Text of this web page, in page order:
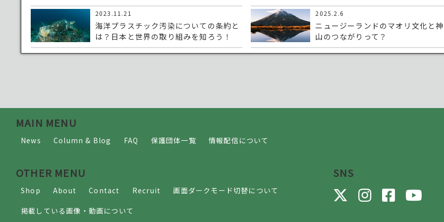
2023.11.21
海洋プラスチック汚染についての条約と
は？日本と世界の取り組みを知ろう！
2025.2.6
ニュージーランドのマオリ文化と
山のつながりって？
MAIN MENU
News Column & Blog FAQ 保護団体一覧 情報配信について
OTHER MENU
Shop About Contact Recruit 画面ダークモード切替について
掲載している画像・動画について
SNS